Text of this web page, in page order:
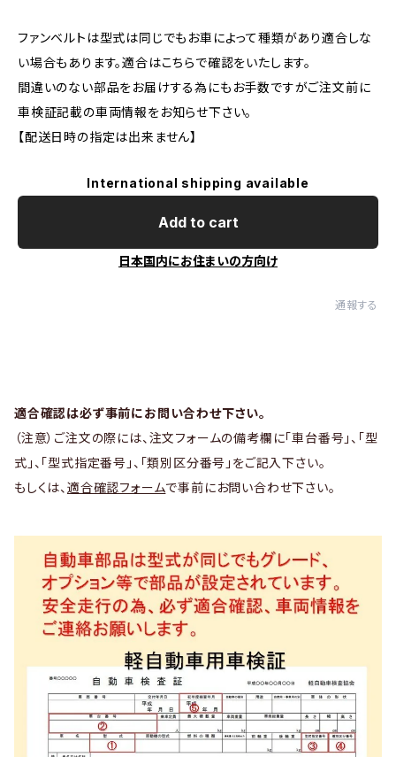
ファンベルトは型式は同じでもお車によって種類があり適合しな
い場合もあります。適合はこちらで確認をいたします。
間違いのない部品をお届けする為にもお手数ですがご注文前に
車検証記載の車両情報をお知らせ下さい。
【配送日時の指定は出来ません】
International shipping available
Add to cart
日本国内にお住まいの方向け
通報する
適合確認は必ず事前にお問い合わせ下さい。
（注意）ご注文の際には、注文フォームの備考欄に「車台番号」、「型
式」、「型式指定番号」、「類別区分番号」をご記入下さい。
もしくは、 適合確認フォームで事前にお問い合わせ下さい。